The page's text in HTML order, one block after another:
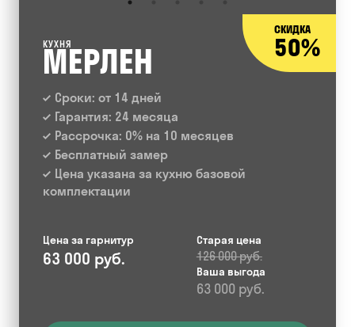
СКИДКА
50%
КУХНЯ
МЕРЛЕН
Сроки: от 14 дней
Гарантия: 24 месяца
Рассрочка: 0% на 10 месяцев
Бесплатный замер
Цена указана за кухню базовой
комплектации
Цена за гарнитур
63 000 руб.
Старая цена
126 000 руб.
Ваша выгода
63 000 руб.